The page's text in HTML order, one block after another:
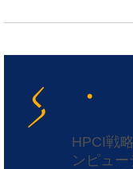
HPCI戦
ンピュ